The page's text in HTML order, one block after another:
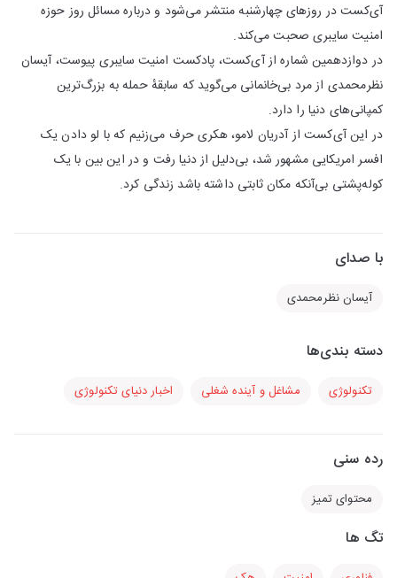
آی‌کست در روزهای چهارشنبه منتشر می‌شود و درباره مسائل روز حوزه
امنیت سایبری صحبت می‌کند.
در دوازدهمین شماره از آی‌کست، پادکست امنیت سایبری پیوست، آیسان
نظرمحمدی از مرد بی‌خانمانی می‌گوید که سابقهٔ حمله به بزرگ‌ترین
کمپانی‌های دنیا را دارد.
در این آی‌کست از آدریان لامو، هکری حرف می‌زنیم که با لو دادن یک
افسر امریکایی مشهور شد، بی‌دلیل از دنیا رفت و در این بین با یک
کوله‌پشتی بی‌آنکه مکان ثابتی داشته باشد زندگی کرد.
با صدای
آیسان نظرمحمدی
دسته بندی‌ها
تکنولوژی مشاغل و آینده شغلی اخبار دنیای تکنولوژی
رده سنی
محتوای تمیز
تگ ها